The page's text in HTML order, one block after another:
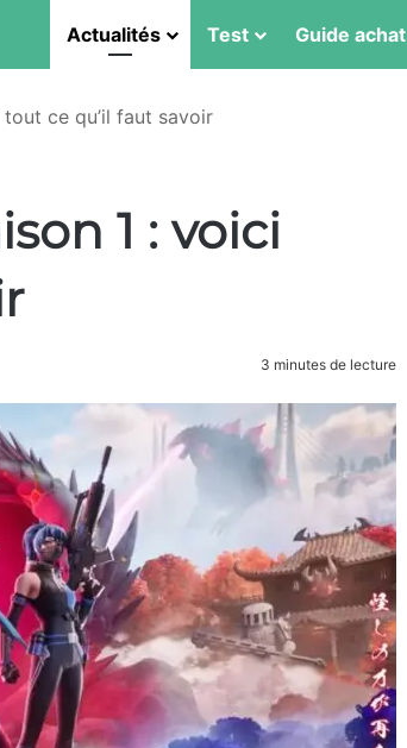
Actualités Test Guide achat
ce qu’il faut savoir
1 : voici
3 minutes de lecture